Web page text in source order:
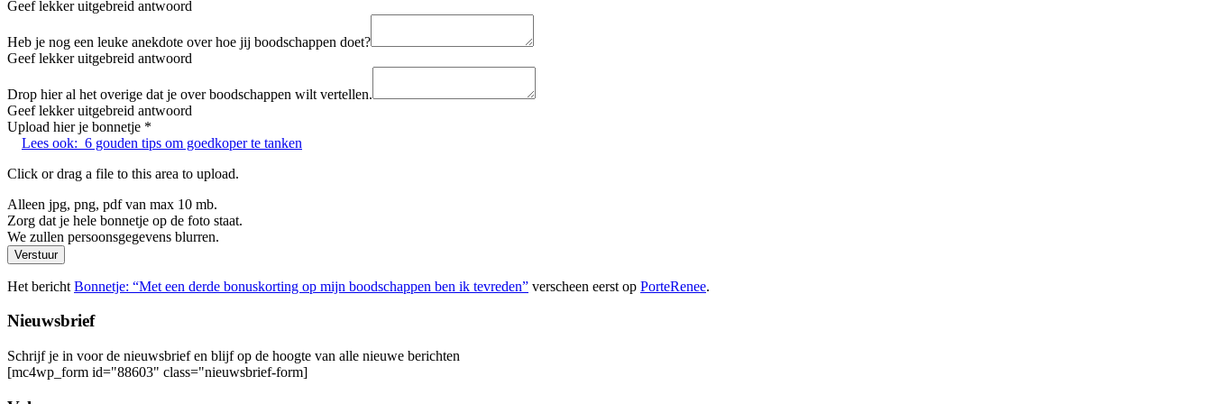
Geef lekker uitgebreid antwoord
Heb je nog een leuke anekdote over hoe jij boodschappen doet?
Geef lekker uitgebreid antwoord
Drop hier al het overige dat je over boodschappen wilt vertellen.
Geef lekker uitgebreid antwoord
Upload hier je bonnetje *
Lees ook: 6 gouden tips om goedkoper te tanken
Click or drag a file to this area to upload.
Alleen jpg, png, pdf van max 10 mb.
Zorg dat je hele bonnetje op de foto staat.
We zullen persoonsgegevens blurren.
Verstuur
Het bericht Bonnetje: “Met een derde bonuskorting op mijn boodschappen ben ik tevreden” verscheen eerst op PorteRenee.
Nieuwsbrief
Schrijf je in voor de nieuwsbrief en blijf op de hoogte van alle nieuwe berichten
[mc4wp_form id="88603" class="nieuwsbrief-form]